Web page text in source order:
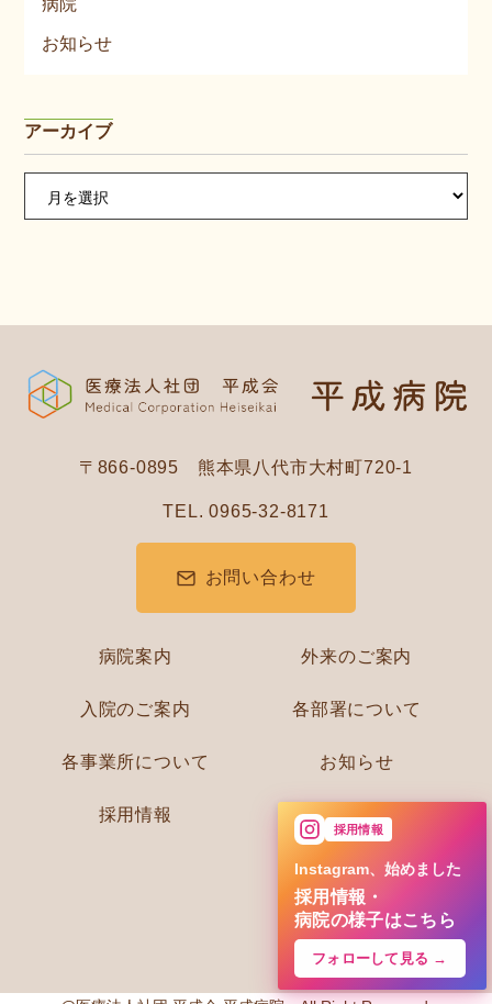
採用情報
Instagram、始めました
採用情報・
病院の様子はこちら
フォローして見る →
お知らせ
アーカイブ
〒866-0895 熊本県八代市大村町720-1
TEL. 0965-32-8171
お問い合わせ
病院案内 外来のご案内
入院のご案内 各部署について
各事業所について お知らせ
採用情報